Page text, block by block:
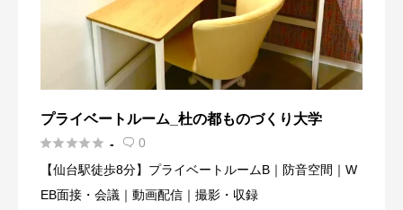
プライベートルーム_杜の都ものづくり大学
 -  0
【仙台駅徒歩8分】プライベートルームB｜防音空間｜W
EB面接・会議｜動画配信｜撮影・収録